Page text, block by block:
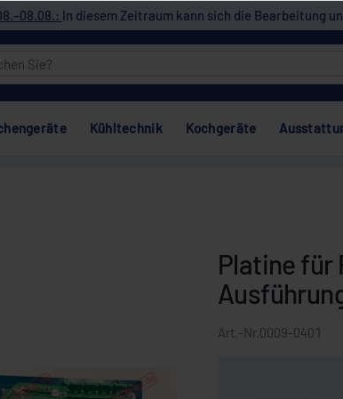
In diesem Zeitraum kann sich die Bearbeitung
Kühltechnik Kochgeräte
Platine für
Art.-Nr. 0009-0401